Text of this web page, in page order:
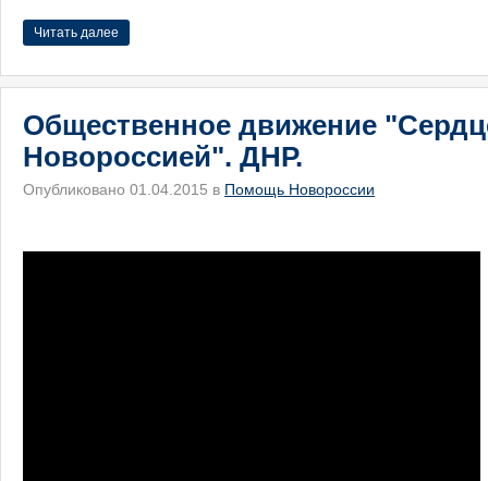
Читать далее
Общественное движение
Новороссией". ДНР.
Опубликовано 01.04.2015 в Помощь Новороссии